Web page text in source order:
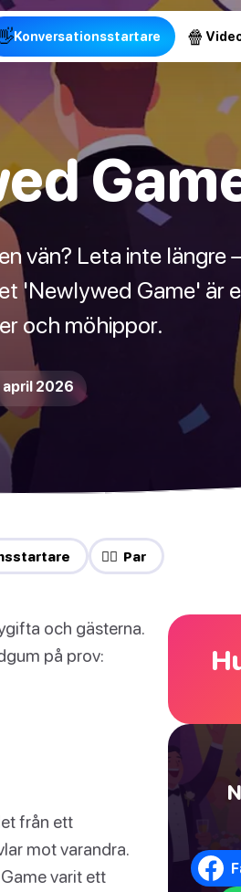
Konversationsstartare 🍿
vän? Leta inte längre
'Newlywed Game' är
och möhippor.
2026
❤️‍🔥 Par
och gästerna.
på prov:
från ett
mot varandra.
varit ett